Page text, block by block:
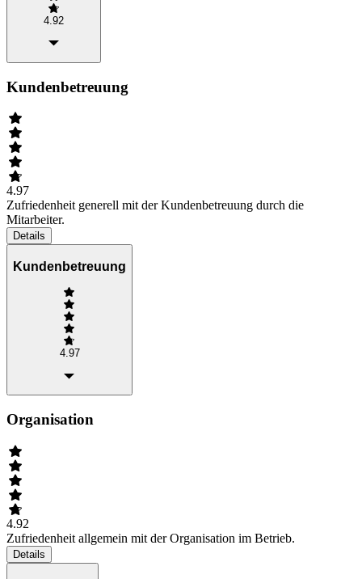
4.92
Kundenbetreuung
4.97
Zufriedenheit generell mit der Kundenbetreuung durch die
Mitarbeiter.
Details
Kundenbetreuung
4.97
Organisation
4.92
Zufriedenheit allgemein mit der Organisation im Betrieb.
Details